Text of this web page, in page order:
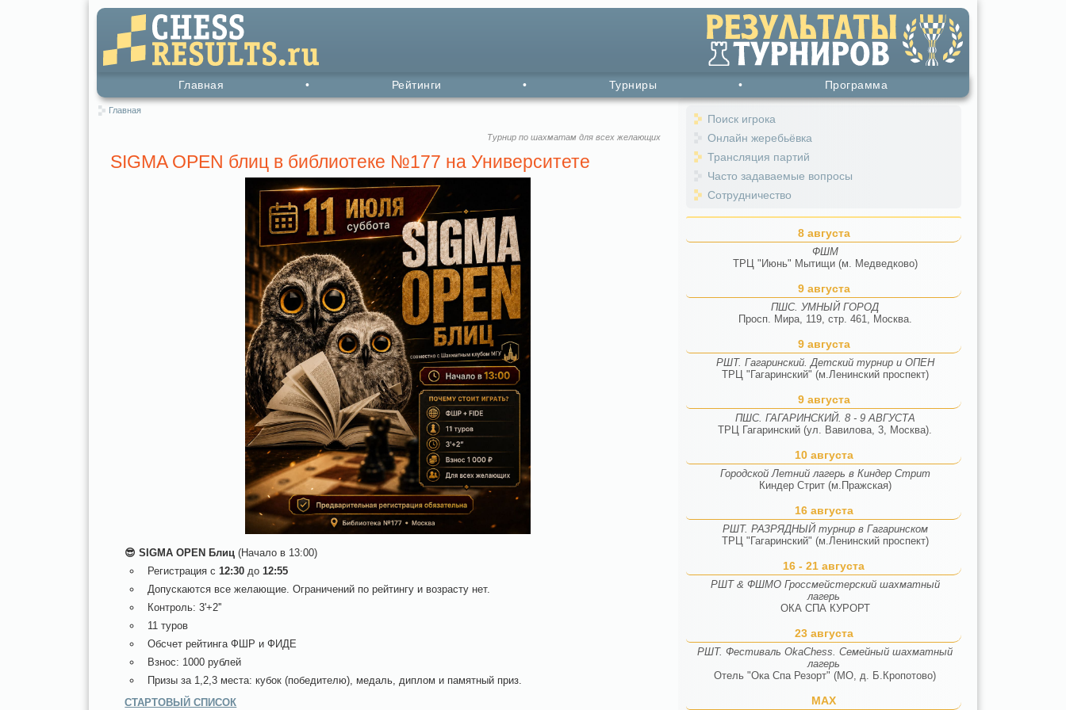
Главная • Рейтинги • Турниры • Программа
Главная
Турнир по шахматам для всех желающих
SIGMA OPEN блиц в библиотеке №177 на Университете
😎 SIGMA OPEN Блиц (Начало в 13:00)
Регистрация с 12:30до 12:55
Допускаются все желающие. Ограничений по рейтингу и возрасту нет.
Контроль: 3'+2''
11 туров
Обсчет рейтинга ФШР и ФИДЕ
Взнос: 1000 рублей
Призы за 1,2,3 места: кубок (победителю), медаль, диплом и памятный приз.
СТАРТОВЫЙ СПИСОК
Поиск игрока
Онлайн жеребьёвка
Трансляция партий
Часто задаваемые вопросы
Сотрудничество
8 августа
ФШМ
ТРЦ "Июнь" Мытищи (м. Медведково)
9 августа
ПШС. УМНЫЙ ГОРОД
Просп. Мира, 119, стр. 461, Москва.
9 августа
РШТ. Гагаринский. Детский турнир и ОПЕН
ТРЦ "Гагаринский" (м.Ленинский проспект)
9 августа
ПШС. ГАГАРИНСКИЙ. 8 - 9 АВГУСТА
ТРЦ Гагаринский (ул. Вавилова, 3, Москва).
10 августа
Городской Летний лагерь в Киндер Стрит
Киндер Стрит (м.Пражская)
16 августа
РШТ. РАЗРЯДНЫЙ турнир в Гагаринском
ТРЦ "Гагаринский" (м.Ленинский проспект)
16 - 21 августа
РШТ & ФШМО Гроссмейстерский шахматный
лагерь
ОКА СПА КУРОРТ
23 августа
РШТ. Фестиваль OkaChess. Семейный шахматный
лагерь
Отель "Ока Спа Резорт" (МО, д. Б.Кропотово)
MAX